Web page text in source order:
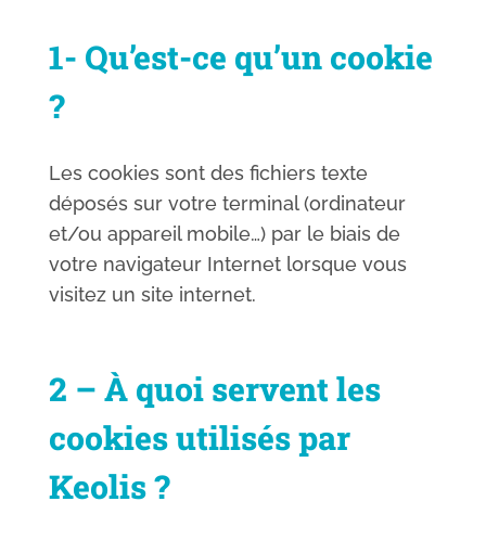
1- Qu’est-ce qu’un cookie
?
Les cookies sont des fichiers texte
déposés sur votre terminal (ordinateur
et/ou appareil mobile…) par le biais de
votre navigateur Internet lorsque vous
visitez un site internet.
2 – À quoi servent les
cookies utilisés par
Keolis ?